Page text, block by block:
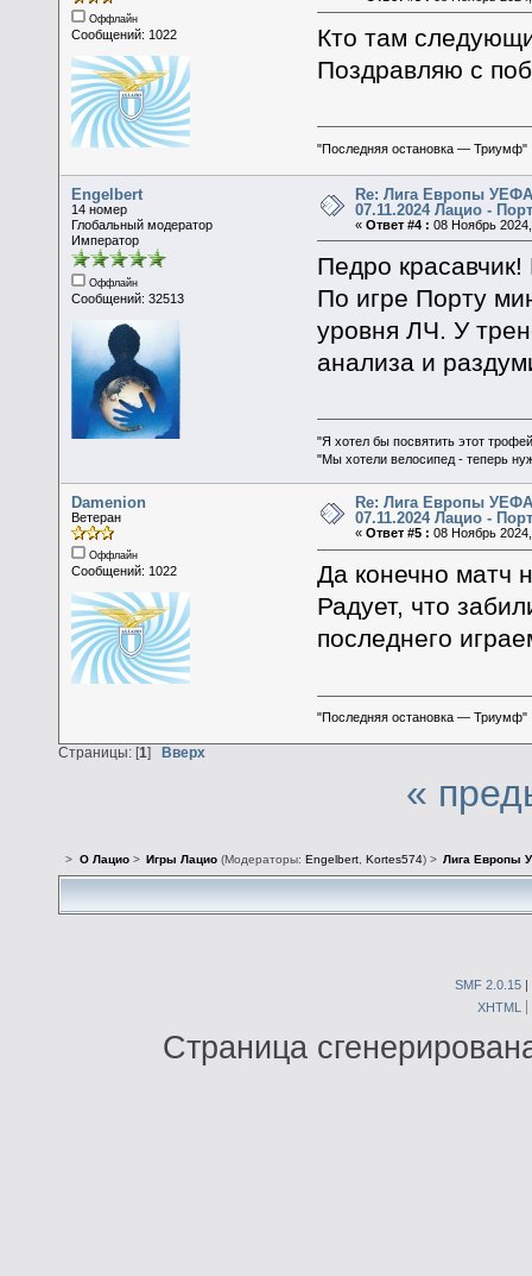
Оффлайн
Сообщений: 1022
Кто там
Поздравляю с
"Последняя остановка — Триумф"
Engelbert
14 номер
Глобальный модератор
Император
Оффлайн
Сообщений: 32513
Re: Лига Европы УЕФА
07.11.2024 Лацио -
«Ответ #4 : 08 Ноябрь
Педро
По игре Порту
уровня ЛЧ. У
анализа и
"Я хотел бы посвятить этот
"Мы хотели велосипед - теперь
Damenion
Ветеран
Оффлайн
Сообщений: 1022
Re: Лига Европы УЕФА
07.11.2024 Лацио -
«Ответ #5 : 08 Ноябрь
Да конечно матч
Радует, что
последнего
"Последняя остановка — Триумф"
Страницы: [1] Вверх
«
> О Лацио> Игры Лацио(Модераторы: Engelbert, Kortes574) > Лига Европы
SMF 2.0.15 |
XHTML
Страница